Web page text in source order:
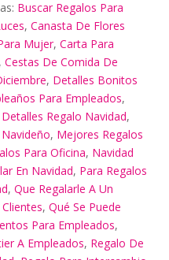
Buscar Regalos Para
,Canasta De Flores
Mujer,Carta Para
,Cestas De Comida De
, Detalles Bonitos
Para Empleados,
Detalles Regalo Navidad,
, Mejores Regalos
Para Oficina, Navidad
En Navidad, Para Regalos
,Que Regalarle A Un
,Qué Se Puede
Para Empleados,
A Empleados, Regalo De